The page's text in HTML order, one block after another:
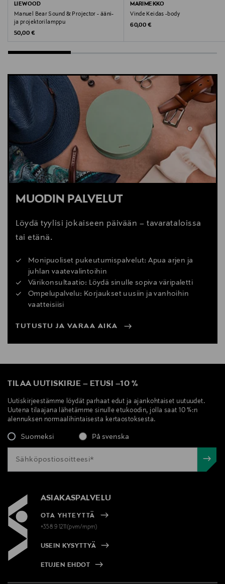
LIEWOOD
Manuel Bear Sound & Projector - ääni-
ja projektorilamppu
Original Price
50,00 €
MARIMEKKO
Vinde Keidas -body
Original Price
60,00 €
MUODIN PALVELUT
Löydä tyylisi jokaiseen päivään – tavarataloissa
tai etänä.
Monipuoliset pukeutumispalvelut: Apua arjen ja
juhlan vaatevalintoihin
Värikonsultaatio: Löydä sinulle sopiva väripaletti
Ompelupalvelu: Korjaukset uusiin ja vanhoihin
vaatteisiisi
TUTUSTU JA VARAA AIKA
TILAA UUTISKIRJE – ETUSI –10 %
Uutiskirjeestämme löydät parhaat edut ja ajankohtaiset uutuudet.
Uutena tilaajana lähetämme sinulle etukoodin, jolla saat 10 %:n
alennuksen normaalihintaisesta kertaostoksesta.
Suomeksi På svenska
ASIAKASPALVELU
OTA YHTEYTTÄ
+358 9 1211(pvm/mpm)
USEIN KYSYTTYÄ
ETUJEN EHDOT